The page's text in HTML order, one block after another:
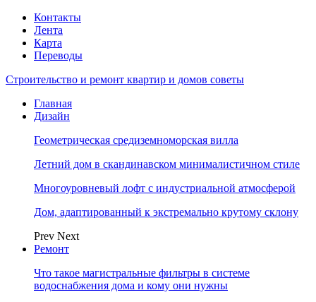
Контакты
Лента
Карта
Переводы
Строительство и ремонт квартир и домов советы
Главная
Дизайн
Геометрическая средиземноморская вилла
Летний дом в скандинавском минималистичном стиле
Многоуровневый лофт с индустриальной атмосферой
Дом, адаптированный к экстремально крутому склону
Prev Next
Ремонт
Что такое магистральные фильтры в системе
водоснабжения дома и кому они нужны